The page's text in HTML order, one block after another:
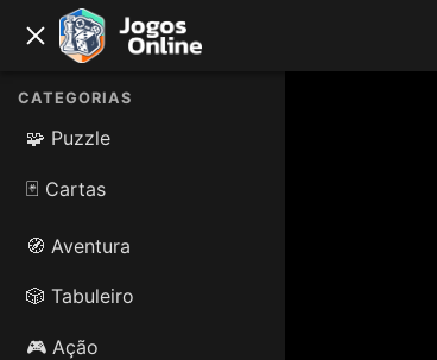
CATEGORIAS
🧩 Puzzle
🃏 Cartas
🧭 Aventura
🎲 Tabuleiro
🎮 Ação